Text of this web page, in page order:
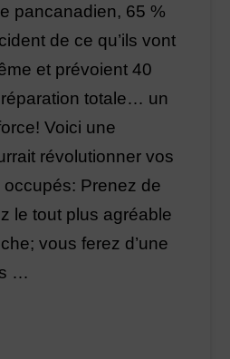
pancanadien, 65 %
de ce qu’ils vont
et prévoient 40
totale… un
Voici une
révolutionner vos
Prenez de
le tout plus agréable
vous ferez d’une
…